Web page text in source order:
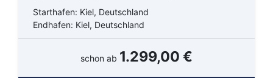
Starthafen: Kiel, Deutschland
Endhafen: Kiel, Deutschland
schon ab 1.299,00 €